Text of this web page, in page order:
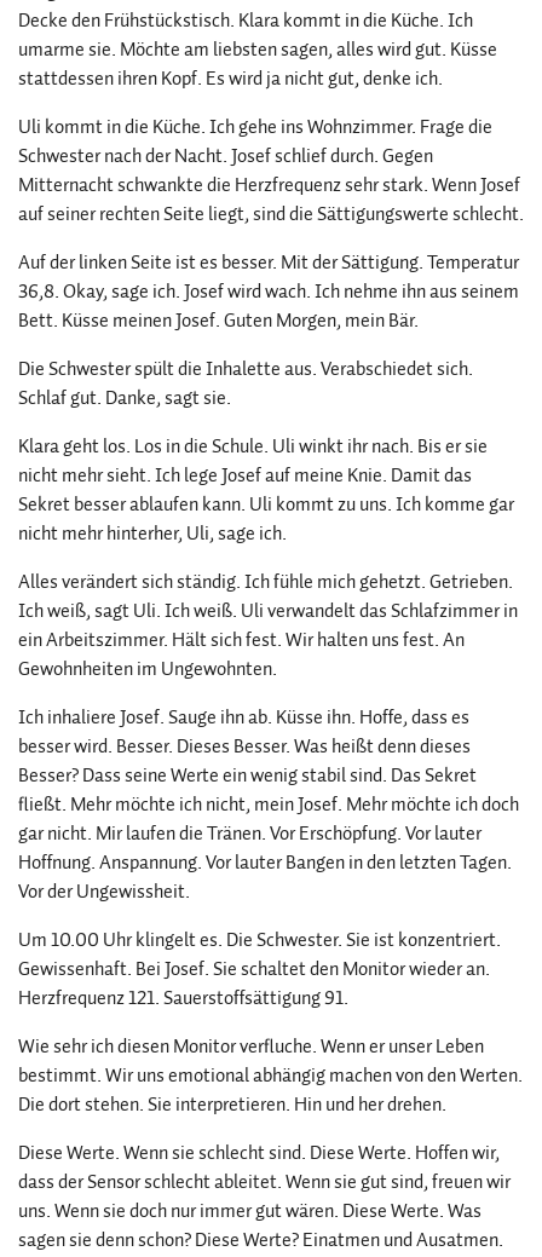
Decke den Frühstückstisch. Klara kommt in die Küche. Ich
umarme sie. Möchte am liebsten sagen, alles wird gut. Küsse
stattdessen ihren Kopf. Es wird ja nicht gut, denke ich.
Uli kommt in die Küche. Ich gehe ins Wohnzimmer. Frage die
Schwester nach der Nacht. Josef schlief durch. Gegen
Mitternacht schwankte die Herzfrequenz sehr stark. Wenn Josef
auf seiner rechten Seite liegt, sind die Sättigungswerte schlecht.
Auf der linken Seite ist es besser. Mit der Sättigung. Temperatur
36,8. Okay, sage ich. Josef wird wach. Ich nehme ihn aus seinem
Bett. Küsse meinen Josef. Guten Morgen, mein Bär.
Die Schwester spült die Inhalette aus. Verabschiedet sich.
Schlaf gut. Danke, sagt sie.
Klara geht los. Los in die Schule. Uli winkt ihr nach. Bis er sie
nicht mehr sieht. Ich lege Josef auf meine Knie. Damit das
Sekret besser ablaufen kann. Uli kommt zu uns. Ich komme gar
nicht mehr hinterher, Uli, sage ich.
Alles verändert sich ständig. Ich fühle mich gehetzt. Getrieben.
Ich weiß, sagt Uli. Ich weiß. Uli verwandelt das Schlafzimmer in
ein Arbeitszimmer. Hält sich fest. Wir halten uns fest. An
Gewohnheiten im Ungewohnten.
Ich inhaliere Josef. Sauge ihn ab. Küsse ihn. Hoffe, dass es
besser wird. Besser. Dieses Besser. Was heißt denn dieses
Besser? Dass seine Werte ein wenig stabil sind. Das Sekret
fließt. Mehr möchte ich nicht, mein Josef. Mehr möchte ich doch
gar nicht. Mir laufen die Tränen. Vor Erschöpfung. Vor lauter
Hoffnung. Anspannung. Vor lauter Bangen in den letzten Tagen.
Vor der Ungewissheit.
Um 10.00 Uhr klingelt es. Die Schwester. Sie ist konzentriert.
Gewissenhaft. Bei Josef. Sie schaltet den Monitor wieder an.
Herzfrequenz 121. Sauerstoffsättigung 91.
Wie sehr ich diesen Monitor verfluche. Wenn er unser Leben
bestimmt. Wir uns emotional abhängig machen von den Werten.
Die dort stehen. Sie interpretieren. Hin und her drehen.
Diese Werte. Wenn sie schlecht sind. Diese Werte. Hoffen wir,
dass der Sensor schlecht ableitet. Wenn sie gut sind, freuen wir
uns. Wenn sie doch nur immer gut wären. Diese Werte. Was
sagen sie denn schon? Diese Werte? Einatmen und Ausatmen.